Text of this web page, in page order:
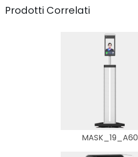
Prodotti Correlati
MASK_19_A60